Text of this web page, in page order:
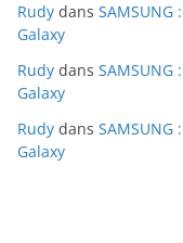
Rudy dans
Galaxy
Rudy dans
Galaxy
Rudy dans
Galaxy